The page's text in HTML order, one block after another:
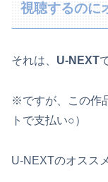
視聴するのに
それは、 U-NEXT
※ですが、この作
トで支払い○）
U-NEXTのオスス